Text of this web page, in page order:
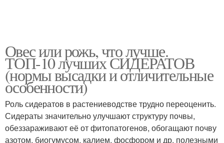
Овес или рожь, что лучше.
ТОП-10 лучших СИДЕРАТОВ
(нормы высадки и отличительные
особенности)
Роль сидератов в растениеводстве трудно переоценить.
Сидераты значительно улучшают структуру почвы,
обеззараживают её от фитопатогенов, обогащают почву
азотом, биогумусом, калием, фосфором и др. полезными